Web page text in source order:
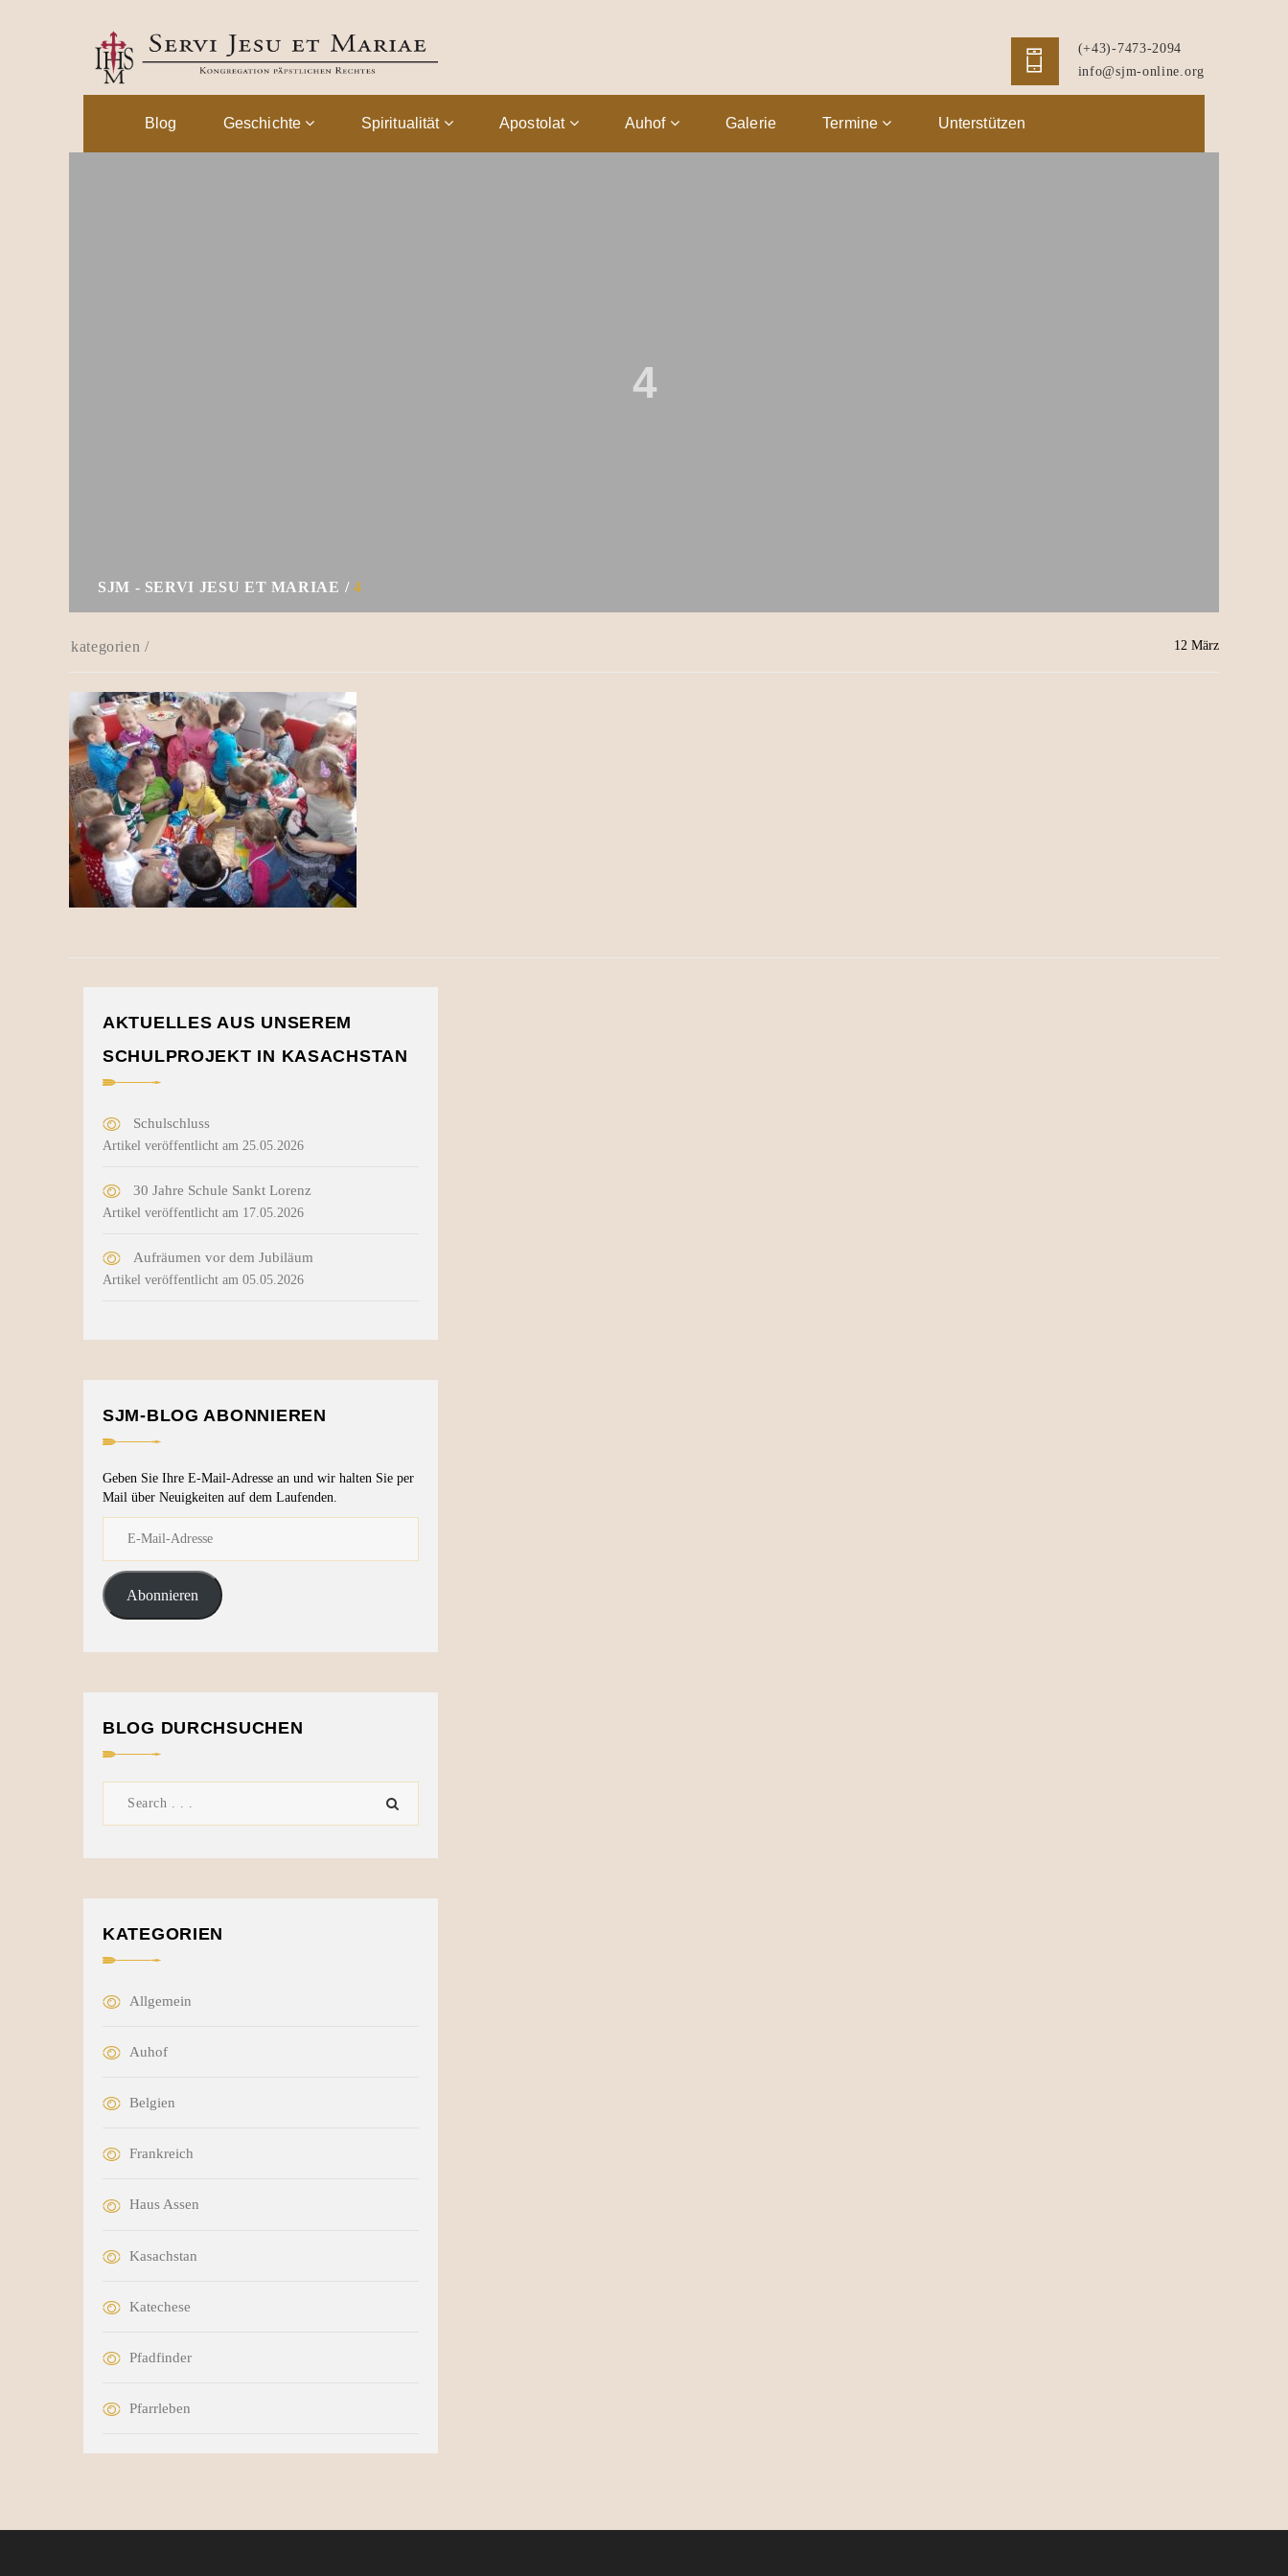
(+43)-7473-2094
info@sjm-online.org
Blog Geschichte Spiritualität Apostolat Auhof Galerie Termine Unterstützen
4
SJM - SERVI JESU ET MARIAE 4
12 März
AKTUELLES AUS UNSEREM
SCHULPROJEKT IN KASACHSTAN
Schulschluss
Artikel veröffentlicht am 25.05.2026
30 Jahre Schule Sankt Lorenz
Artikel veröffentlicht am 17.05.2026
Aufräumen vor dem Jubiläum
Artikel veröffentlicht am 05.05.2026
SJM-BLOG ABONNIEREN
Geben Sie Ihre E-Mail-Adresse an und wir halten Sie per
Mail über Neuigkeiten auf dem Laufenden.
Abonnieren
BLOG DURCHSUCHEN
KATEGORIEN
Allgemein
Auhof
Belgien
Frankreich
Haus Assen
Kasachstan
Katechese
Pfadfinder
Pfarrleben